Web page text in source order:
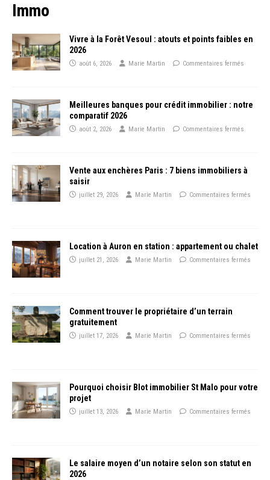
Immo
Vivre à la Forêt Vesoul : atouts et points faibles en
2026
août 6, 2026 Marie Martin Commentaires fermés
Meilleures banques pour crédit immobilier : notre
comparatif 2026
août 2, 2026 Marie Martin Commentaires fermés
Vente aux enchères Paris : 7 biens immobiliers à
saisir
juillet 29, 2026 Marie Martin Commentaires fermés
Location à Auron en station : appartement ou chalet
juillet 21, 2026 Marie Martin Commentaires fermés
Comment trouver le propriétaire d’un terrain
gratuitement
juillet 17, 2026 Marie Martin Commentaires fermés
Pourquoi choisir Blot immobilier St Malo pour votre
projet
juillet 13, 2026 Marie Martin Commentaires fermés
Le salaire moyen d’un notaire selon son statut en
2026